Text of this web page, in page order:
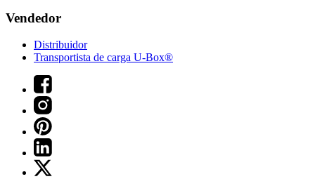
Vendedor
Distribuidor
Transportista de carga U-Box®